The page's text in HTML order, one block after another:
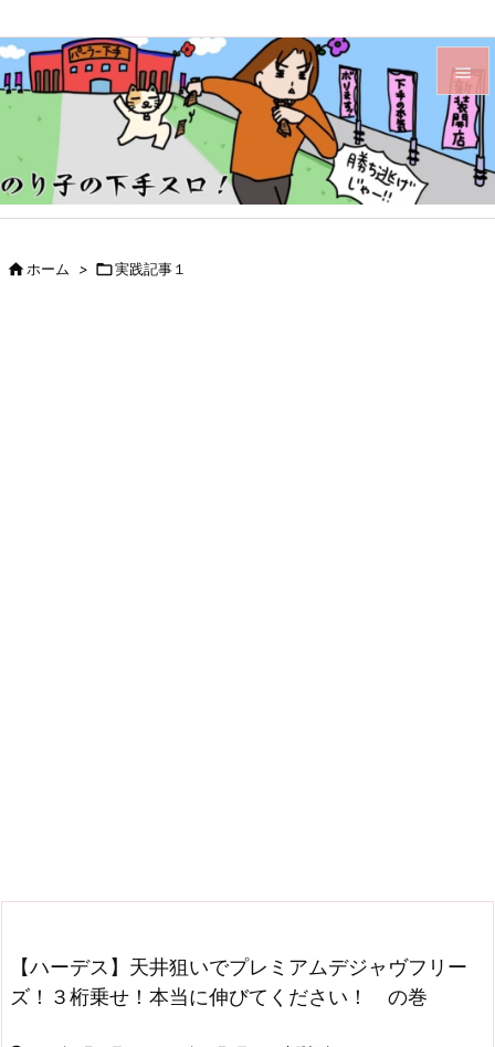


メニュ

サイド
ホーム > 実践記事１
【ハーデス】天井狙いでプレミアムデジャヴフリー
ズ！３桁乗せ！本当に伸びてください！ の巻